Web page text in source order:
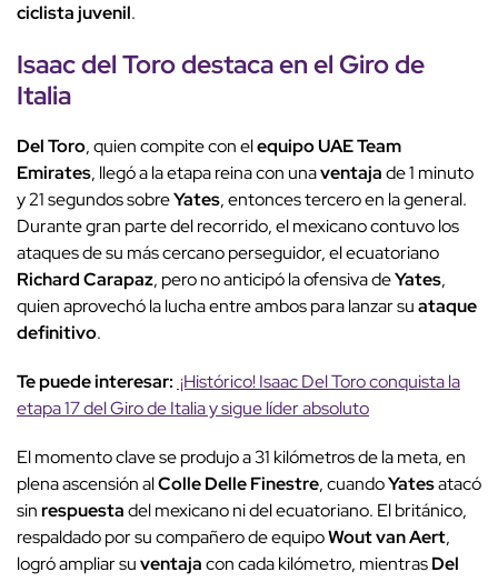
ciclista juvenil.
Isaac del Torodestaca en el Giro de
Italia
Del Toro, quien compite con elequipo UAE Team
Emirates, llegó a la etapa reina con unaventajade 1 minuto
y 21 segundos sobreYates, entonces tercero en la general.
Durante gran parte del recorrido, el mexicano contuvo los
ataques de su más cercano perseguidor, el ecuatoriano
Richard Carapaz, pero no anticipó la ofensiva deYates,
quien aprovechó la lucha entre ambos para lanzar suataque
definitivo.
Te puede interesar: ¡Histórico! Isaac Del Toro conquista la
etapa 17 del Giro de Italia y sigue líder absoluto
El momento clave se produjo a 31 kilómetros de la meta, en
plena ascensión alColle Delle Finestre, cuandoYatesatacó
sinrespuestadel mexicano ni del ecuatoriano. El británico,
respaldado por su compañero de equipoWout van Aert,
logró ampliar suventajacon cada kilómetro, mientrasDel